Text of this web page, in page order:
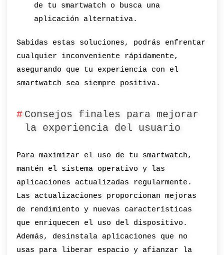
de tu smartwatch o busca una
aplicación alternativa.
Sabidas estas soluciones, podrás enfrentar
cualquier inconveniente rápidamente,
asegurando que tu experiencia con el
smartwatch sea siempre positiva.
Consejos finales para mejorar
la experiencia del usuario
Para maximizar el uso de tu smartwatch,
mantén el sistema operativo y las
aplicaciones actualizadas regularmente.
Las actualizaciones proporcionan mejoras
de rendimiento y nuevas características
que enriquecen el uso del dispositivo.
Además, desinstala aplicaciones que no
usas para liberar espacio y afianzar la